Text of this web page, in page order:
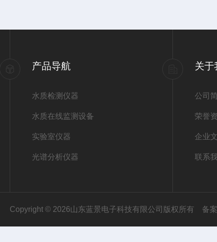
产品导航
水质检测仪器
水质在线监测设备
实验室仪器
光谱分析仪器
关于
公司
荣誉
企业
联系
Copyright © 2026山东蓝景电子科技有限公司版权所有 备